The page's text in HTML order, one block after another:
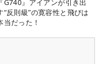
『G740』アイアンが引き出
“反則級”の寛容性と飛びは
当だった！